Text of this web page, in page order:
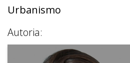
Urbanismo
Autoria: